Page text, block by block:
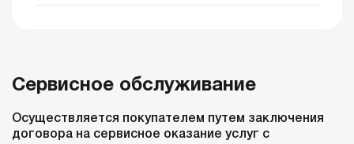
Сервисное обслуживание
Осуществляется покупателем путем заключения
договора на сервисное оказание услуг с